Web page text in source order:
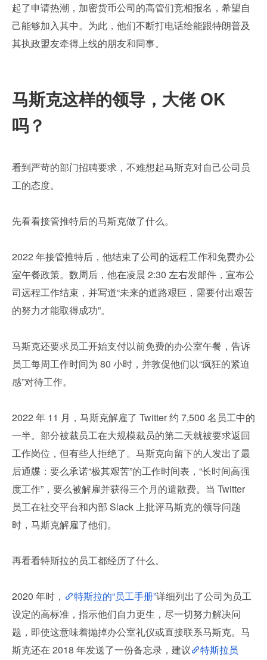
起了申请热潮，加密货币公司的高管们竞相报名，希望自
己能够加入其中。为此，他们不断打电话给能跟特朗普及
其执政盟友牵得上线的朋友和同事。
马斯克这样的领导，大佬 OK
吗？
看到严苛的部门招聘要求，不难想起马斯克对自己公司员
工的态度。
先看看接管推特后的马斯克做了什么。
2022 年接管推特后，他结束了公司的远程工作和免费办公
室午餐政策。数周后，他在凌晨 2:30 左右发邮件，宣布公
司远程工作结束，并写道“未来的道路艰巨，需要付出艰苦
的努力才能取得成功”。
马斯克还要求员工开始支付以前免费的办公室午餐，告诉
员工每周工作时间为 80 小时，并敦促他们以“疯狂的紧迫
感”对待工作。
2022 年 11 月，马斯克解雇了 Twitter 约 7,500 名员工中的
一半。部分被裁员工在大规模裁员的第二天就被要求返回
工作岗位，但有些人拒绝了。马斯克向留下的人发出了最
后通牒：要么承诺“极其艰苦”的工作时间表，“长时间高强
度工作”，要么被解雇并获得三个月的遣散费。当 Twitter
员工在社交平台和内部 Slack 上批评马斯克的领导问题
时，马斯克解雇了他们。
再看看特斯拉的员工都经历了什么。
2020 年时， 特斯拉的“员工手册”详细列出了公司为员工
设定的高标准，指示他们自力更生，尽一切努力解决问
题，即使这意味着抛掉办公室礼仪或直接联系马斯克。马
斯克还在 2018 年发送了一份备忘录，建议
特斯拉员